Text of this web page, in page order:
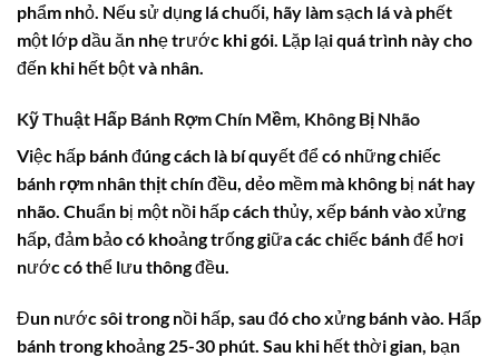
phẩm nhỏ. Nếu sử dụng lá chuối, hãy làm sạch lá và phết
một lớp dầu ăn nhẹ trước khi gói. Lặp lại quá trình này cho
đến khi hết bột và nhân.
Kỹ Thuật Hấp Bánh Rợm Chín Mềm, Không Bị Nhão
Việc hấp bánh đúng cách là bí quyết để có những chiếc
bánh rợm nhân thịtchín đều, dẻo mềm mà không bị nát hay
nhão. Chuẩn bị một nồi hấp cách thủy, xếp bánh vào xửng
hấp, đảm bảo có khoảng trống giữa các chiếc bánh để hơi
nước có thể lưu thông đều.
Đun nước sôi trong nồi hấp, sau đó cho xửng bánh vào. Hấp
bánh trong khoảng 25-30 phút. Sau khi hết thời gian, bạn